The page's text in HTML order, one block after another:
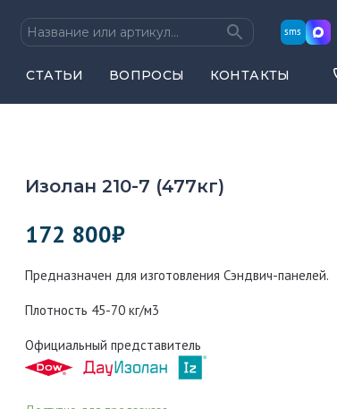
sms
СТАТЬИ ВОПРОСЫ КОНТАКТЫ
Изолан 210-7 (477кг)
172 800₽
Предназначен для изготовления Сэндвич-панелей.
Плотность 45-70 кг/м3
Официальный представитель